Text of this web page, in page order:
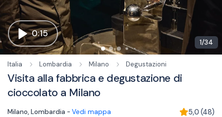
0:15
1/34
Italia Lombardia Milano Degustazioni
Visita alla fabbrica e degustazione di
cioccolato a Milano
Milano, Lombardia - Vedi mappa 5,0 (48)